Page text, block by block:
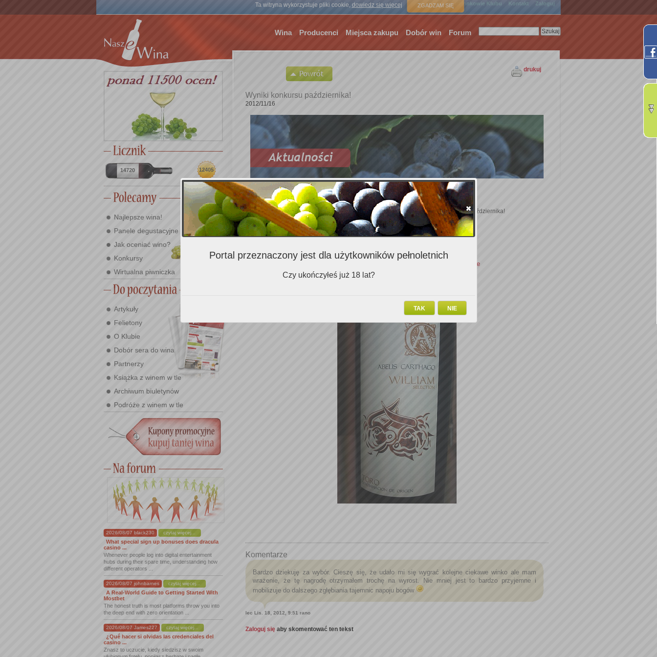
Ta witryna wykorzystuje pliki cookie, dowiedz się więcej ZGADZAM SIĘ
Strona główna Członkowie Klubu Kontakt Zaloguj
Wina Producenci Miejsca zakupu Dobór win Forum
14720 12405
Najlepsze wina!
Panele degustacyjne
Jak oceniać wino?
Konkursy
Wirtualna piwniczka
Artykuły
Felietony
O Klubie
Dobór sera do wina
Partnerzy
Książka z winem w tle
Archiwum biuletynów
Podróże z winem w tle
2026/08/07 black230 czytaj więcej...
What special sign up bonuses does dracula
casino ...
Whenever people log into digital entertainment
hubs during their spare time, understanding how
different operators ...
2026/08/07 johnbarnes czytaj więcej...
A Real-World Guide to Getting Started With
Mostbet
The honest truth is most platforms throw you into
the deep end with zero orientation ...
2026/08/07 James227 czytaj więcej...
¿Qué hacer si olvidas las credenciales del
casino ...
Znasz to uczucie, kiedy siedzisz w swoim
drukuj
Wyniki konkursu października!
2012/11/16
Drodzy Klubowicze!
Kapituła Konkursu Klubu Nasze Wina wybrała zwycięzcę Konkursu Października!
Klubowicz lec wygrał wino
Marek Kondrat Wina Wybrane
Komentarze
Bardzo dziekuję za wybór. Cieszę się, że udało mi się wygrać kolejne ciekawe winko ale mam
wrażenie, że tę nagrodę otrzymałem trochę na wyrost. Nie mniej jest to bardzo przyjemne i
mobilizuje do dalszego zgłębiania tajemnic napoju bogów
lec Lis. 18, 2012, 9:51 rano
Zaloguj się aby skomentować ten tekst
Portal przeznaczony jest dla użytkowników pełnoletnich
Czy ukończyłeś już 18 lat?
NIE
TAK